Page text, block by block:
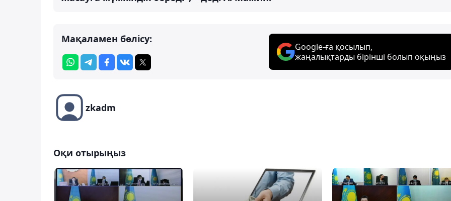
Мақаламен бөлісу:
Google-ға қосылып,
жаңалықтарды бірінші болып оқыңыз
zkadm
Оқи отырыңыз